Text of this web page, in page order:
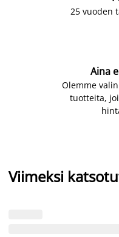
25 vuoden
Aina
Olemme
tuotteita,
Viimeksi